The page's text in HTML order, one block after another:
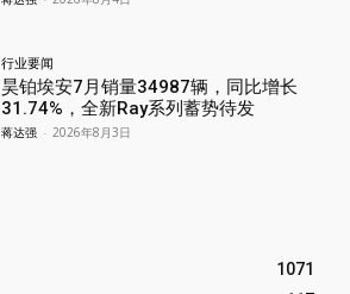
行业要闻
昊铂埃安7月销量34987辆，同比增长
31.74%，全新Ray系列蓄势待发
蒋达强 - 2026年8月3日
1071